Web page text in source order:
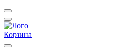
Корзина